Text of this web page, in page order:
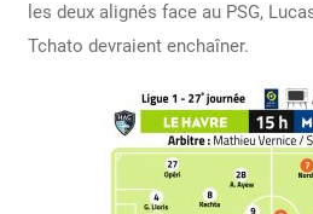
les deux alignés face au PSG,
Tchato devraient enchaîner.